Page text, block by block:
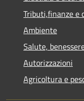
Tributi,finanze e
Ambiente
Salute,
Autorizzazioni
Agricoltura e